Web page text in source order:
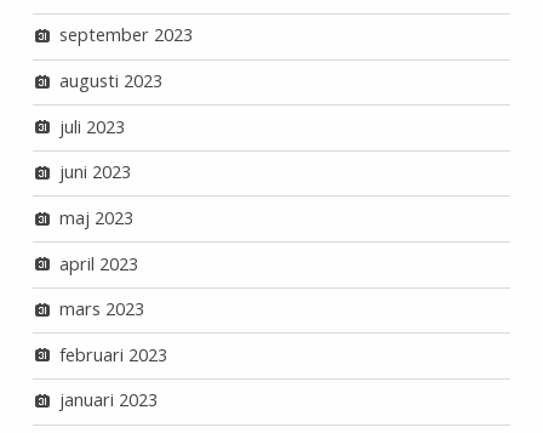
september 2023
augusti 2023
juli 2023
juni 2023
maj 2023
april 2023
mars 2023
februari 2023
januari 2023